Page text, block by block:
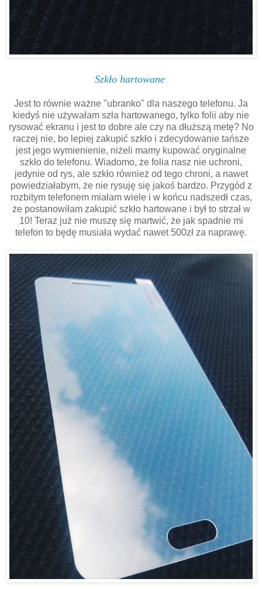
Szkło hartowane
Jest to równie ważne "ubranko" dla naszego telefonu. Ja
kiedyś nie używałam szła hartowanego, tylko folii aby nie
rysować ekranu i jest to dobre ale czy na dłuższą metę? No
raczej nie, bo lepiej zakupić szkło i zdecydowanie tańsze
jest jego wymienienie, niżeli mamy kupować oryginalne
szkło do telefonu. Wiadomo, że folia nasz nie uchroni,
jedynie od rys, ale szkło również od tego chroni, a nawet
powiedziałabym, że nie rysuję się jakoś bardzo. Przygód z
rozbitym telefonem miałam wiele i w końcu nadszedł czas,
że postanowiłam zakupić szkło hartowane i był to strzał w
10! Teraz już nie muszę się martwić, że jak spadnie mi
telefon to będę musiała wydać nawet 500zł za naprawę.